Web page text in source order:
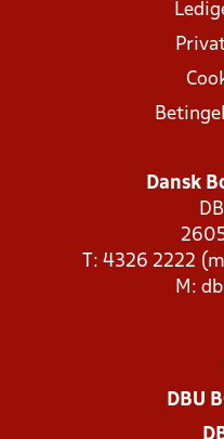
Dansk
T: 4326 2222
M:
DBU